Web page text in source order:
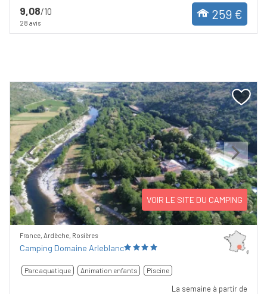
9,08/10
28 avis
259 €
Previous Next
VOIR LE SITE DU CAMPING
France, Ardèche, Rosières
Camping Domaine Arleblanc
Parc aquatique Animation enfants Piscine
La semaine à partir de